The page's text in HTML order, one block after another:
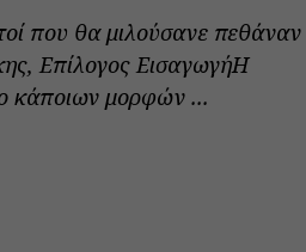
που θα μιλούσανε πεθάναν
Επίλογος ΕισαγωγήΗ
κάποιων μορφών ...